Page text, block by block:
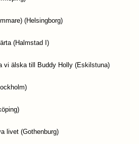
(Helsingborg)
(Halmstad I)
vi älska till Buddy Holly (Eskilstuna)
livet (Gothenburg)